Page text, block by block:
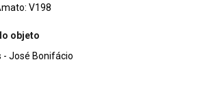
V198
objeto
- José Bonifácio